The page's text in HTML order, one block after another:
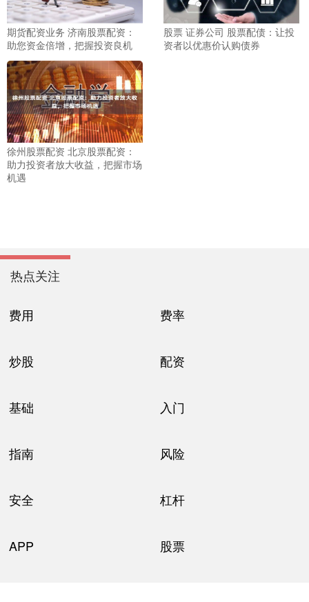
期货配资业务 济南股票配资：
助您资金倍增，把握投资良机
股票 证券公司 股票配债：让投
资者以优惠价认购债券
徐州股票配资 北京股票配资：
助力投资者放大收益，把握市场
机遇
热点关注
费用 费率
炒股 配资
基础 入门
指南 风险
安全 杠杆
APP 股票